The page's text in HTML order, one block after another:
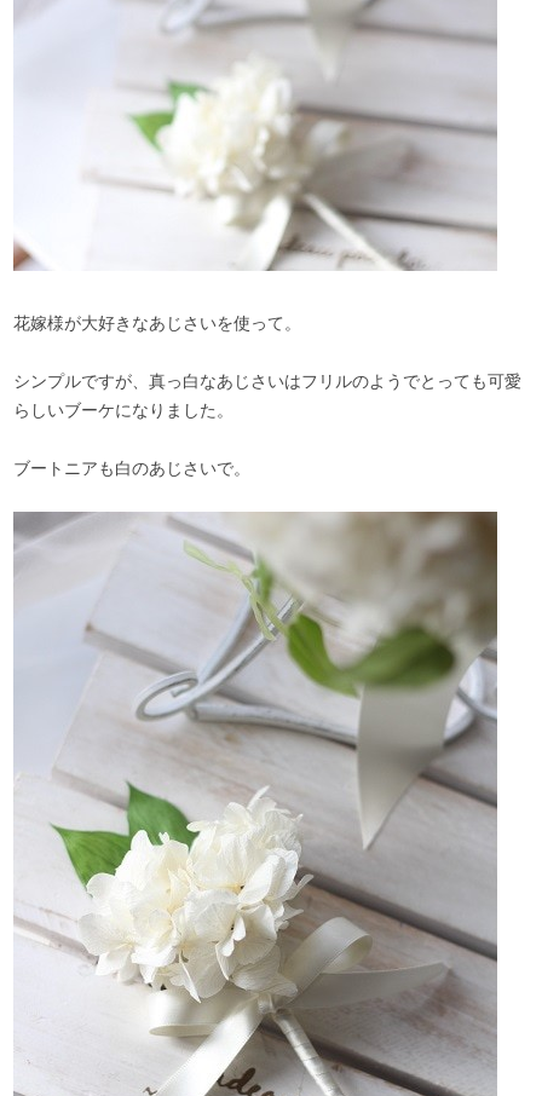
花嫁様が大好きなあじさいを使って。
シンプルですが、真っ白なあじさいはフリルのようでとっても可愛
らしいブーケになりました。
ブートニアも白のあじさいで。